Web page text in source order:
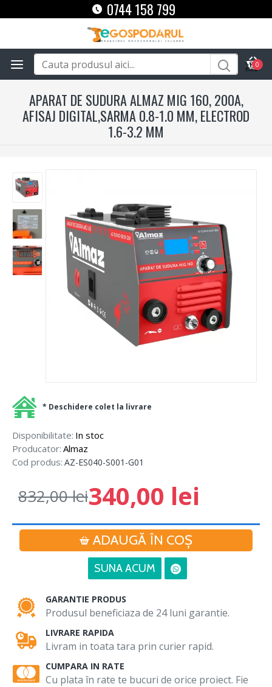
0744 158 799
0
APARAT DE SUDURA ALMAZ MIG 160, 200A,
AFISAJ DIGITAL,SARMA 0.8-1.0 MM, ELECTROD
1.6-3.2 MM
Disponibilitate: In stoc
Producator: Almaz
Cod produs: AZ-ES040-S001-G01
340,00 lei
832,00 lei
ADAUGĂ ÎN COŞ
SUNA ACUM
* Deschidere colet la livrare
GARANTIE PRODUS
Produsul beneficiaza de 24 luni garantie.
LIVRARE RAPIDA
Livram in toata tara prin curier rapid.
CUMPARA IN RATE
Cu plata în rate te bucuri de orice proiect. Fie